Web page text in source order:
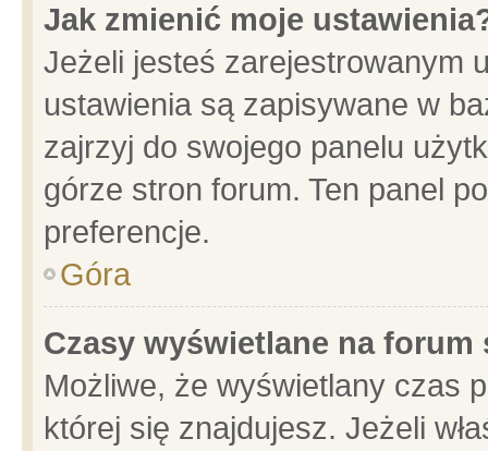
Jak zmienić moje
Jeżeli jesteś zarejestrowanym
ustawienia są zapisywane w
zajrzyj do swojego panelu
górze stron forum. Ten panel
preferencje.
Góra
Czasy wyświetlane na forum
Możliwe, że wyświetlany czas
której się znajdujesz. Jeżeli